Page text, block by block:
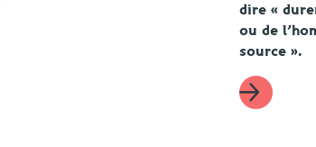
dire «
ou de
source ».